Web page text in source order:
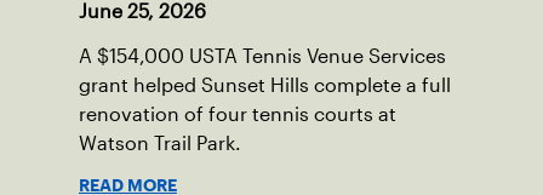
June 25, 2026
A $154,000 USTA Tennis Venue Services
grant helped Sunset Hills complete a full
renovation of four tennis courts at
Watson Trail Park.
READ MORE